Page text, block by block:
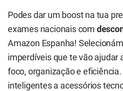
Podes dar um boost na tua
exames nacionais com
Amazon Espanha!
imperdíveis que te vão ajudar
foco, organização e
inteligentes a acessórios